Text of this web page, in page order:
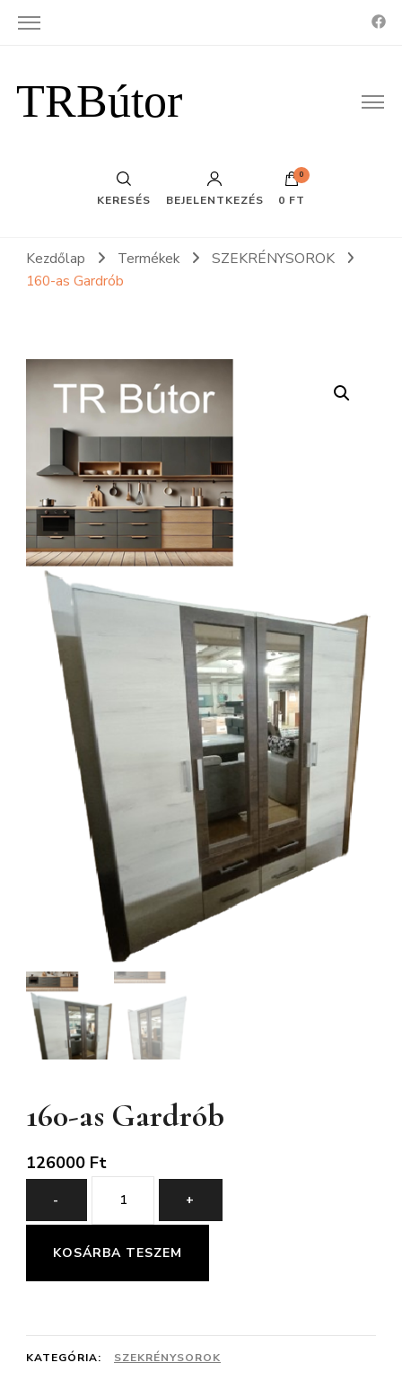
TRBútor
KERESÉS BEJELENTKEZÉS
0
0 FT
Kezdőlap Termékek
SZEKRÉNYSOROK
160-as Gardrób
160-as Gardrób
126000 Ft
-
160-
as
Gardrób
mennyiség
+
KOSÁRBA TESZEM
KATEGÓRIA: SZEKRÉNYSOROK